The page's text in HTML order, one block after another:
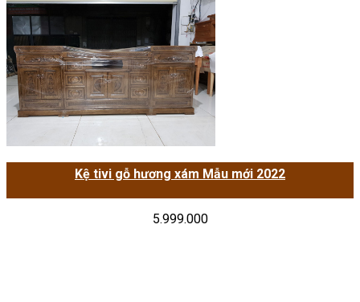
Kệ tivi gỗ hương xám Mẫu mới 2022
5.999.000